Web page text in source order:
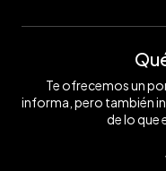
Te ofrecemos un
informa, pero también
de lo que